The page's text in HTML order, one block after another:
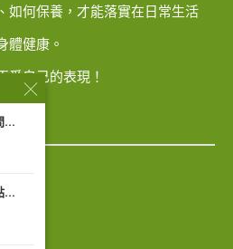
如何保養，才能落實在日常生活
體健康。
愛自己的表現！
...
...